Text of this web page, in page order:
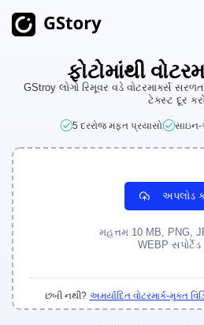
AI ઇમેજ જનરેટર અમર્યાદિત
એઆઈ ઈમેજ ટુ વિડિયો
AI વિડિઓ જનરેટર
વિડિયો ટૂલકિટ્સ
વિડિયો ટ્રાન્સલેટર
AI ક્લિપ મેકર
ફ્રી ક્રેડિટ્સ
ઇતિહાસ
ફોટોમાંથી
GStroy લોગો રિમૂવર વડે વોટરમાર્ક્સ
ટેક્સ્ટ દૂર
5 દરરોજ મફત પ્રયાસો સાઇન-
અપલોડ
મહત્તમ 10 MB, PNG,
WEBP
છબી નથી? અમર્યાદિત વોટરમાર્ક-મુક્ત